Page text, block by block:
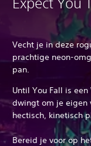
Vecht je in deze
prachtige neon-
pan.
Until You Fall is
dwingt om je eigen
hectisch, kinetisch
Bereid je voor op